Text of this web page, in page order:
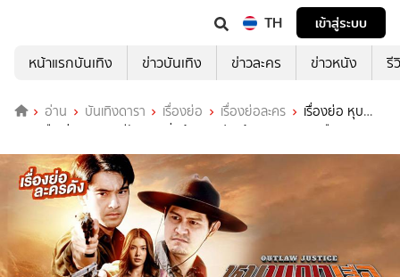
TH
เข้าสู่ระบบ
หน้าแรกบันเทิง
ข่าวบันเทิง ข่าวละคร ข่าวหนัง รี
อ่าน บันเทิงดารา เรื่องย่อ เรื่องย่อละคร
เรื่องย่อ หุบ
พญาเสือ ช่อง 7HD (รีรัน) จุดเริ่มต้นของปมแค้น ณ หุบพญาเสือ